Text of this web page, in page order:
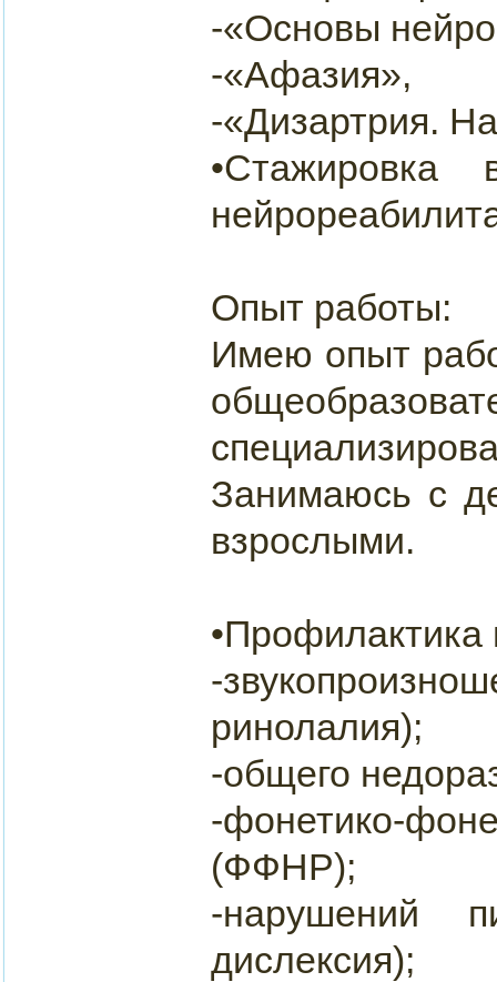
-«Основы
-«Афазия»,
-«Дизартрия.
Опыт работы:
Имею опыт
Занимаюсь с
взрослыми.
•Профилактика
-
ринолалия);
-общего
-фонетико-
(ФФНР);
-нарушений
дислексия);